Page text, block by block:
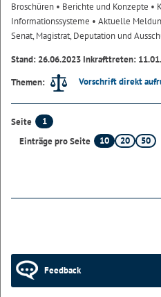
Broschüren • Berichte und Konzepte •
Informationssysteme • Aktuelle
Senat, Magistrat, Deputation und
Stand: 26.06.2023 Inkrafttreten:
Themen:
Vorschrift direkt
Seite
1
Einträge pro Seite
10 20 50
Feedback